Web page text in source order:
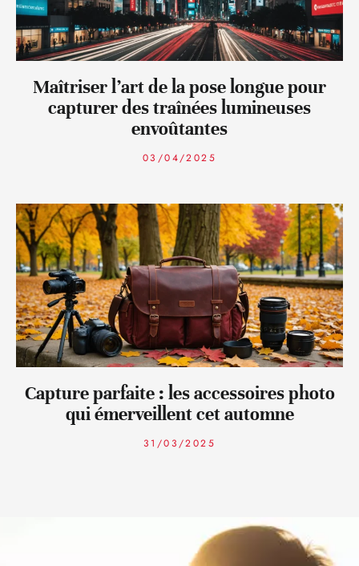
Maîtriser l’art de la pose longue pour
capturer des traînées lumineuses
envoûtantes
03/04/2025
Capture parfaite : les accessoires photo
qui émerveillent cet automne
31/03/2025